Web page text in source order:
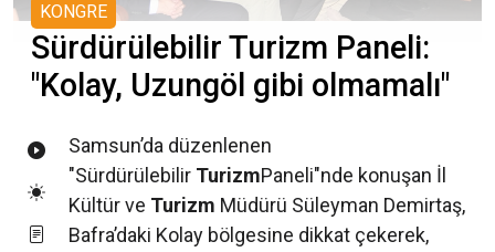
KONGRE
Sürdürülebilir Turizm Paneli:
"Kolay, Uzungöl gibi olmamalı"
Samsun’da düzenlenen
"Sürdürülebilir TurizmPaneli"nde konuşan İl
Kültür ve Turizm Müdürü Süleyman Demirtaş,
Bafra’daki Kolay bölgesine dikkat çekerek,